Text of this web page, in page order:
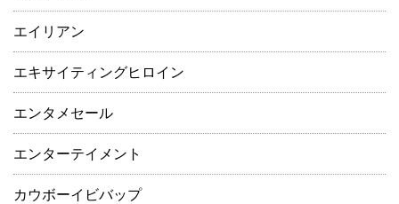
エイリアン
エキサイティングヒロイン
エンタメセール
エンターテイメント
カウボーイビバップ